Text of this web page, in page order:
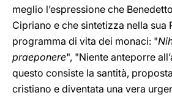
meglio l’espressione che
Cipriano e che sintetizza nella sua
programma di vita dei monaci: "
praeponere", "Niente anteporre
questo consiste la santità,
cristiano e diventata una vera